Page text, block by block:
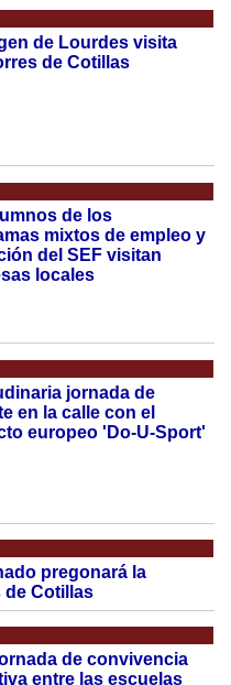
de Lourdes visita
de Cotillas
de los
mixtos de empleo y
del SEF visitan
locales
jornada de
en la calle con el
europeo 'Do-U-Sport'
pregonará la
de Cotillas
de convivencia
entre las escuelas